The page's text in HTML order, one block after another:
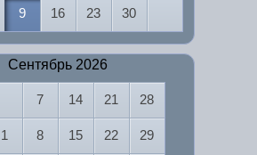
9 16 23 30
Сентябрь 2026
7 14 21 28
1 8 15 22 29